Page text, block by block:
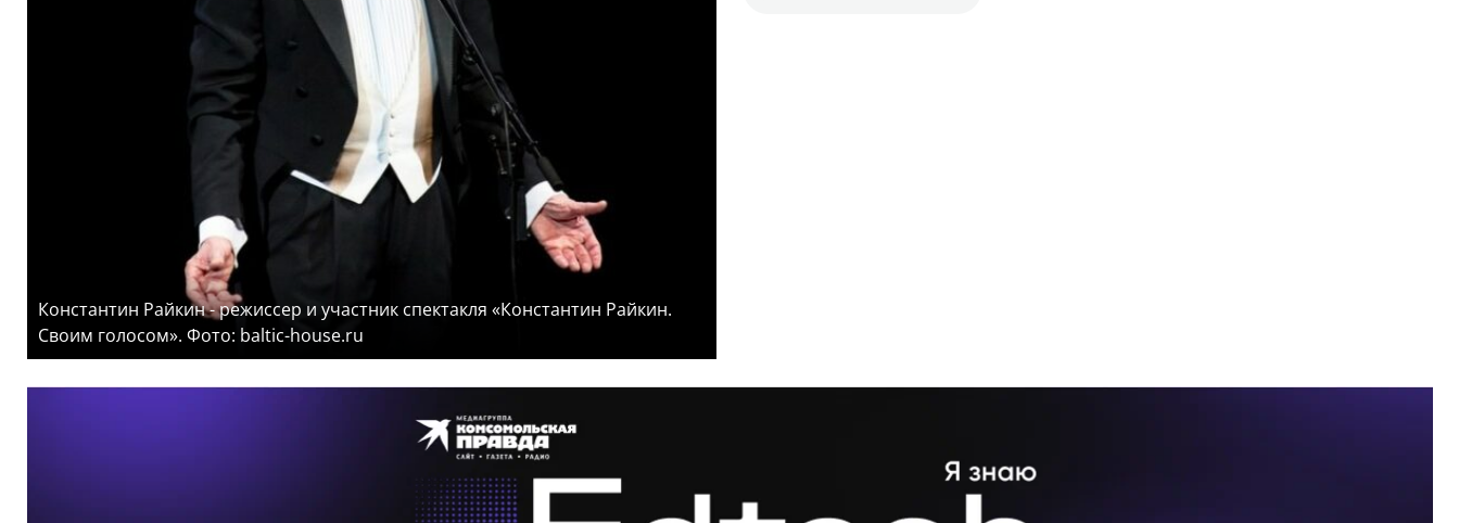
Константин Райкин - режиссер и участник спектакля «Константин Райкин.
Своим голосом». Фото: baltic-house.ru